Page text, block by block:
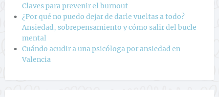
Claves para prevenir el burnout
¿Por qué no puedo dejar de darle vueltas a todo?
Ansiedad, sobrepensamiento y cómo salir del bucle
mental
Cuándo acudir a una psicóloga por ansiedad en
Valencia